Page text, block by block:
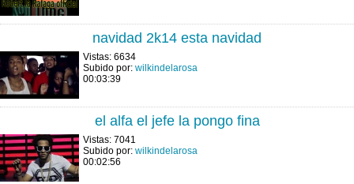
navidad 2k14 esta navidad
Vistas: 6634
Subido por: wilkindelarosa
00:03:39
el alfa el jefe la pongo fina
Vistas: 7041
Subido por: wilkindelarosa
00:02:56